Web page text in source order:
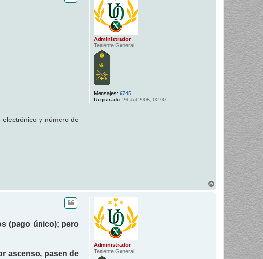
Administrador
Teniente General
Mensajes: 6745
Registrado: 26 Jul 2005, 02:00
y número de
r
Administrador
Teniente General
(pago único); pero
ascenso, pasen de